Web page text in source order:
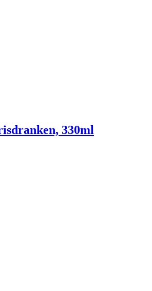
330ml